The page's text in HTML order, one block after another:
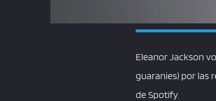
Eleanor Jackson
guaranies) por las
de Spotify.